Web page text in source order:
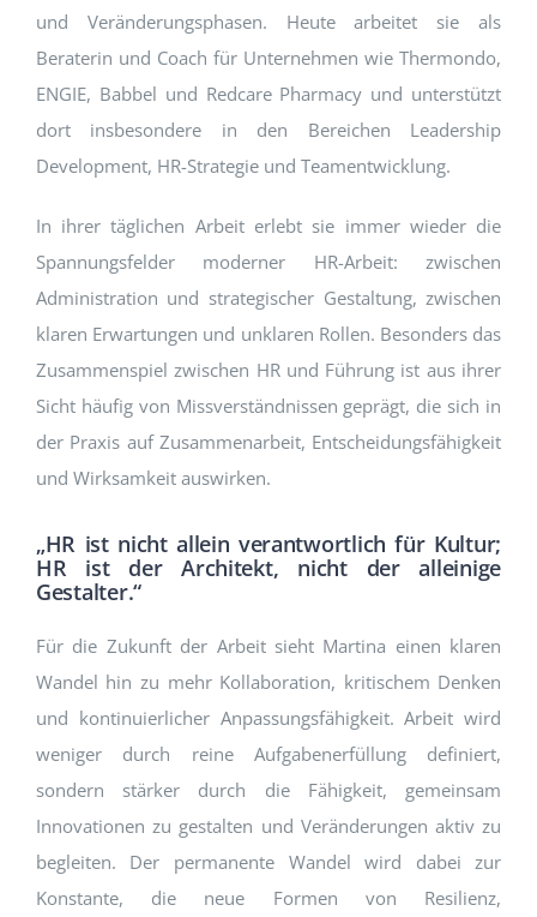
und Veränderungsphasen. Heute arbeitet sie als
Beraterin und Coach für Unternehmen wie Thermondo,
ENGIE, Babbel und Redcare Pharmacy und unterstützt
dort insbesondere in den Bereichen Leadership
Development, HR-Strategie und Teamentwicklung.
In ihrer täglichen Arbeit erlebt sie immer wieder die
Spannungsfelder moderner HR-Arbeit: zwischen
Administration und strategischer Gestaltung, zwischen
klaren Erwartungen und unklaren Rollen. Besonders das
Zusammenspiel zwischen HR und Führung ist aus ihrer
Sicht häufig von Missverständnissen geprägt, die sich in
der Praxis auf Zusammenarbeit, Entscheidungsfähigkeit
und Wirksamkeit auswirken.
„HR ist nicht allein verantwortlich für Kultur;
HR ist der Architekt, nicht der alleinige
Gestalter.“
Für die Zukunft der Arbeit sieht Martina einen klaren
Wandel hin zu mehr Kollaboration, kritischem Denken
und kontinuierlicher Anpassungsfähigkeit. Arbeit wird
weniger durch reine Aufgabenerfüllung definiert,
sondern stärker durch die Fähigkeit, gemeinsam
Innovationen zu gestalten und Veränderungen aktiv zu
begleiten. Der permanente Wandel wird dabei zur
Konstante, die neue Formen von Resilienz,